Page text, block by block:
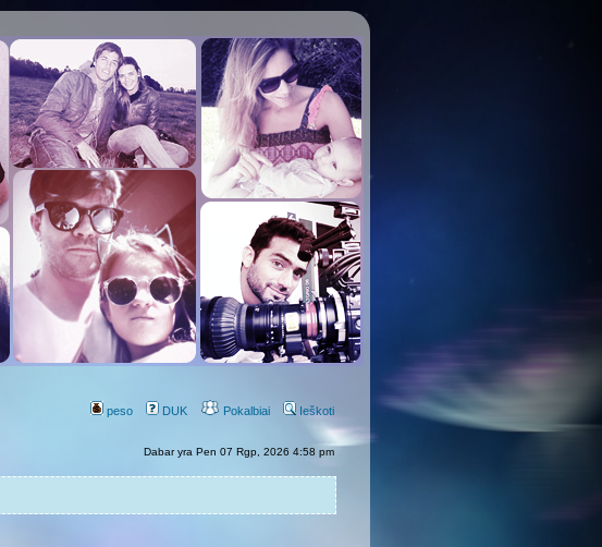
peso
DUK Pokalbiai Ieškoti
Dabar yra Pen 07 Rgp, 2026 4:58 pm